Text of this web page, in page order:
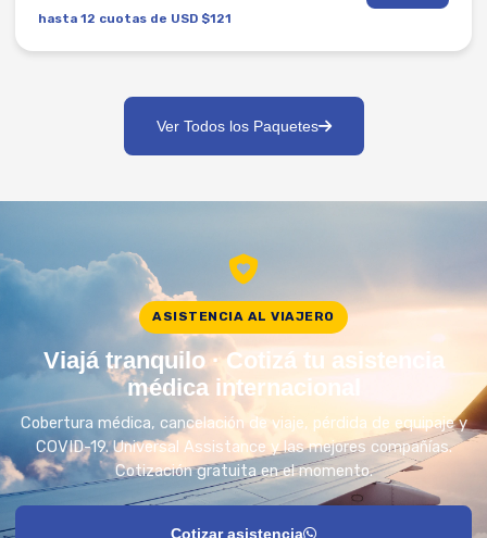
hasta 12 cuotas de USD $121
Ver Todos los Paquetes
ASISTENCIA AL VIAJERO
Viajá tranquilo · Cotizá tu asistencia
médica internacional
Cobertura médica, cancelación de viaje, pérdida de equipaje y
COVID-19. Universal Assistance y las mejores compañías.
Cotización gratuita en el momento.
Cotizar asistencia